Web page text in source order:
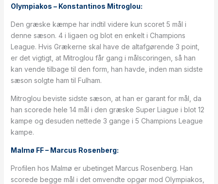
Olympiakos – Konstantinos Mitroglou:
Den græske kæmpe har indtil videre kun scoret 5 mål i
denne sæson. 4 i ligaen og blot en enkelt i Champions
League. Hvis Grækerne skal have de altafgørende 3 point,
er det vigtigt, at Mitroglou får gang i målscoringen, så han
kan vende tilbage til den form, han havde, inden man sidste
sæson solgte ham til Fulham.
Mitroglou beviste sidste sæson, at han er garant for mål, da
han scorede hele 14 mål i den græske Super Liague i blot 12
kampe og desuden nettede 3 gange i 5 Champions League
kampe.
Malmø FF – Marcus Rosenberg:
Profilen hos Malmø er ubetinget Marcus Rosenberg. Han
scorede begge mål i det omvendte opgør mod Olympiakos,